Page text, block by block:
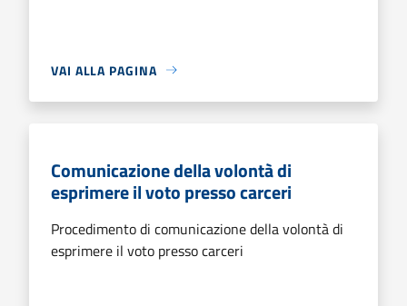
VAI ALLA PAGINA
Comunicazione della volontà di
esprimere il voto presso carceri
Procedimento di comunicazione della volontà di
esprimere il voto presso carceri